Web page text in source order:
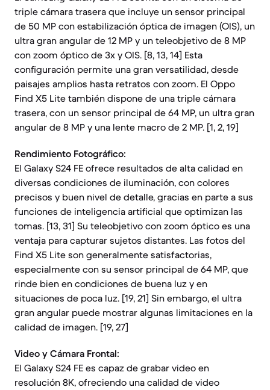
triple cámara trasera que incluye un sensor principal
de 50 MP con estabilización óptica de imagen (OIS), un
ultra gran angular de 12 MP y un teleobjetivo de 8 MP
con zoom óptico de 3x y OIS. [8, 13, 14] Esta
configuración permite una gran versatilidad, desde
paisajes amplios hasta retratos con zoom. El Oppo
Find X5 Lite también dispone de una triple cámara
trasera, con un sensor principal de 64 MP, un ultra gran
angular de 8 MP y una lente macro de 2 MP. [1, 2, 19]
Rendimiento Fotográfico:
El Galaxy S24 FE ofrece resultados de alta calidad en
diversas condiciones de iluminación, con colores
precisos y buen nivel de detalle, gracias en parte a sus
funciones de inteligencia artificial que optimizan las
tomas. [13, 31] Su teleobjetivo con zoom óptico es una
ventaja para capturar sujetos distantes. Las fotos del
Find X5 Lite son generalmente satisfactorias,
especialmente con su sensor principal de 64 MP, que
rinde bien en condiciones de buena luz y en
situaciones de poca luz. [19, 21] Sin embargo, el ultra
gran angular puede mostrar algunas limitaciones en la
calidad de imagen. [19, 27]
Video y Cámara Frontal:
El Galaxy S24 FE es capaz de grabar video en
resolución 8K, ofreciendo una calidad de video